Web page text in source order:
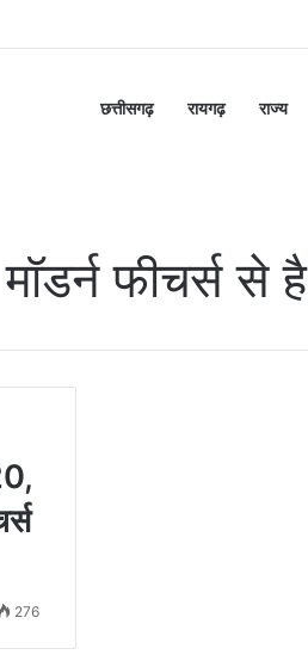
छत्तीसगढ़ रायगढ़ राज्य
मॉडर्न फीचर्स से
276